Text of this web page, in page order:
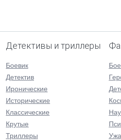
Детективы и триллеры
Боевик
Детектив
Иронические
Исторические
Классические
Крутые
Триллеры